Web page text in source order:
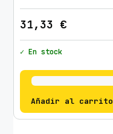
31,33 €
✓ En stock
Añadir al carrito